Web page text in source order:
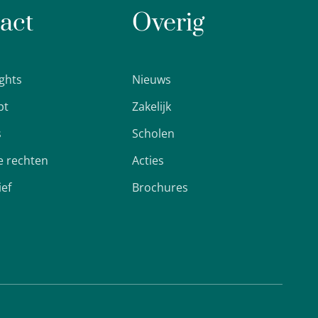
rechten
Overig
Nieuws
Zakelijk
Scholen
Acties
Brochures